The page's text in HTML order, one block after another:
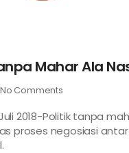
Mahar Ala
No Comments
2018-Politik tanpa
proses negosiasi